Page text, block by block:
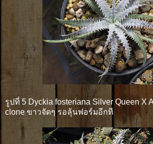
รูปที่ 5 Dyckia fosteriana Silver Queen X
clone ขาวจัดๆ รอลุ้นฟอร์มอีกที